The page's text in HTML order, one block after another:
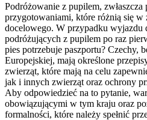
Podróżowanie z pupilem,
przygotowaniami, które różnią się w
docelowego. W przypadku wyjazdu
podróżujących z pupilem po raz
pies potrzebuje paszportu? Czechy,
Europejskiej, mają określone
zwierząt, które mają na celu
jak i innych zwierząt oraz ochrony
Aby odpowiedzieć na to pytanie,
obowiązującymi w tym kraju oraz
formalności, które należy spełnić